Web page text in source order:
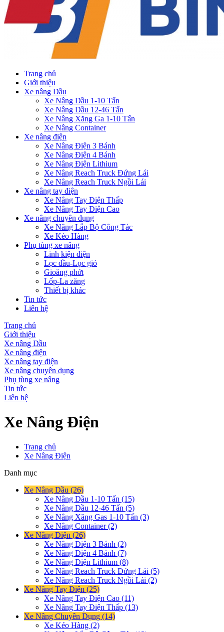
Trang chủ
Giới thiệu
Xe nâng Dầu
Xe Nâng Dầu 1-10 Tấn
Xe Nâng Dầu 12-46 Tấn
Xe Nâng Xăng Ga 1-10 Tấn
Xe Nâng Container
Xe nâng điện
Xe Nâng Điện 3 Bánh
Xe Nâng Điện 4 Bánh
Xe Nâng Điện Lithium
Xe Nâng Reach Truck Đứng Lái
Xe Nâng Reach Truck Ngồi Lái
Xe nâng tay điện
Xe Nâng Tay Điện Thấp
Xe Nâng Tay Điện Cao
Xe nâng chuyên dụng
Xe Nâng Lắp Bộ Công Tác
Xe Kéo Hàng
Phụ tùng xe nâng
Linh kiện điện
Lọc dầu-Lọc gió
Gioăng phớt
Lốp-La zăng
Thiết bị khác
Tin tức
Liên hệ
Trang chủ
Giới thiệu
Xe nâng Dầu
Xe nâng điện
Xe nâng tay điện
Xe nâng chuyên dụng
Phụ tùng xe nâng
Tin tức
Liên hệ
Xe Nâng Điện
Trang chủ
Xe Nâng Điện
Danh mục
Xe Nâng Dầu (26)
Xe Nâng Dầu 1-10 Tấn (15)
Xe Nâng Dầu 12-46 Tấn (5)
Xe Nâng Xăng Gas 1-10 Tấn (3)
Xe Nâng Container (2)
Xe Nâng Điện (26)
Xe Nâng Điện 3 Bánh (2)
Xe Nâng Điện 4 Bánh (7)
Xe Nâng Điện Lithium (8)
Xe Nâng Reach Truck Đứng Lái (5)
Xe Nâng Reach Truck Ngồi Lái (2)
Xe Nâng Tay Điện (25)
Xe Nâng Tay Điện Cao (11)
Xe Nâng Tay Điện Thấp (13)
Xe Nâng Chuyên Dụng (14)
Xe Kéo Hàng (2)